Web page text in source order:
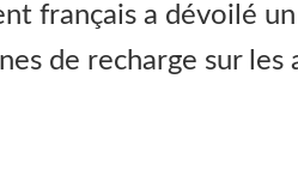
français a dévoilé
de recharge sur les